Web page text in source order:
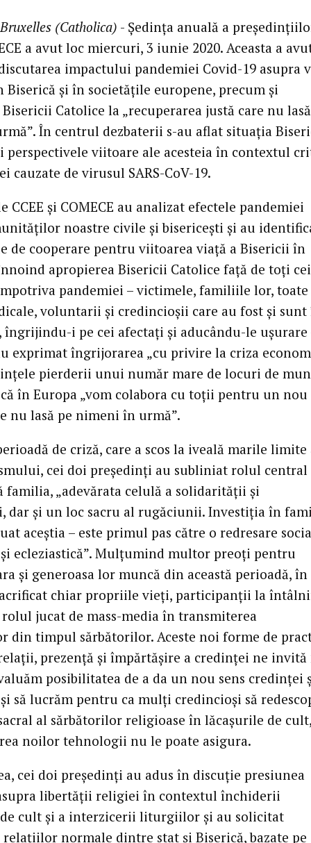
(Catholica) - Ședința anuală a
a avut loc miercuri, 3 iunie 2020. Aceasta a
impactului pandemiei Covid-19 asupra
Biserică și în societățile europene, precum și
Catolice la „recuperarea justă care nu
În centrul dezbaterii s-au aflat situația
perspectivele viitoare ale acesteia în contextul
cauzate de virusul SARS-CoV-19.
CCEE și COMECE au analizat efectele pandemiei
noastre civile și bisericești și au
de cooperare pentru viitoarea viață a Bisericii în
apropierea Bisericii Catolice față de toți cei
pandemiei – victimele, familiile lor, toate
voluntarii și credincioșii care au fost și sunt
i pe cei afectați și aducându-le ușurare
exprimat îngrijorarea „cu privire la criza
pierderii unui număr mare de locuri de
în Europa „vom colabora cu toții pentru un nou
nu lasă pe nimeni în urmă”.
de criză, care a scos la iveală marile limite
cei doi președinți au subliniat rolul central
familia, „adevărata celulă a solidarității și
dar și un loc sacru al rugăciunii. Investiția în
aceștia – este primul pas către o redresare
ecleziastică”. Mulțumind multor preoți pentru
și generoasa lor muncă din această perioadă, în
chiar propriile vieți, participanții la
jucat de mass-media în transmiterea
din timpul sărbătorilor. Aceste noi forme de
prezență și împărtășire a credinței ne invită
posibilitatea de a da un nou sens credinței
să lucrăm pentru ca mulți credincioși să
al sărbătorilor religioase în lăcașurile de
noilor tehnologii nu le poate asigura.
cei doi președinți au adus în discuție presiunea
libertății religiei în contextul închiderii
cult și a interzicerii liturgiilor și au solicitat
normale dintre stat și Biserică, bazate pe